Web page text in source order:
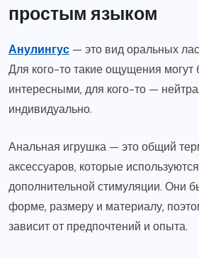
простым языком
Анулингус — это вид оральных
Для кого-то такие ощущения
интересными, для кого-то —
индивидуально.
Анальная игрушка — это общий
аксессуаров, которые
дополнительной стимуляции. Они
форме, размеру и материалу,
зависит от предпочтений и опыта.